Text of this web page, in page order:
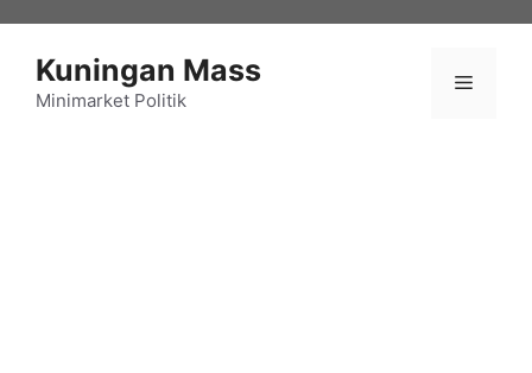
Kuningan Mass
Minimarket Politik
Menu